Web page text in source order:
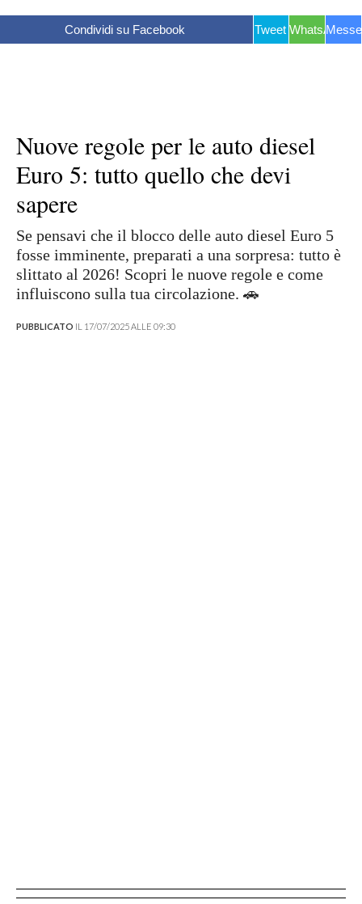
Condividi su Facebook Tweet WhatsApp
Nuove regole per le auto diesel
Euro 5: tutto quello che devi
sapere
Se pensavi che il blocco delle auto diesel Euro 5
fosse imminente, preparati a una sorpresa: tutto è
slittato al 2026! Scopri le nuove regole e come
influiscono sulla tua circolazione. 🚗
PUBBLICATO IL 17/07/2025 ALLE 09:30